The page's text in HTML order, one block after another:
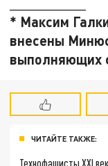
* Максим
внесены
выполняющих
ЧИТАЙТЕ ТАКЖЕ:
Технофашисты XXI